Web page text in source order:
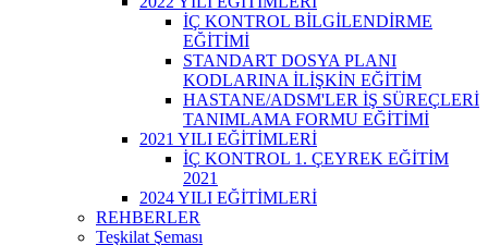
İÇ KONTROL BİLGİLENDİRME
EĞİTİMİ
STANDART DOSYA PLANI
KODLARINA İLİŞKİN EĞİTİM
HASTANE/ADSM'LER İŞ SÜREÇLERİ
TANIMLAMA FORMU EĞİTİMİ
2021 YILI EĞİTİMLERİ
İÇ KONTROL 1. ÇEYREK EĞİTİM
2021
2024 YILI EĞİTİMLERİ
REHBERLER
Teşkilat Şeması